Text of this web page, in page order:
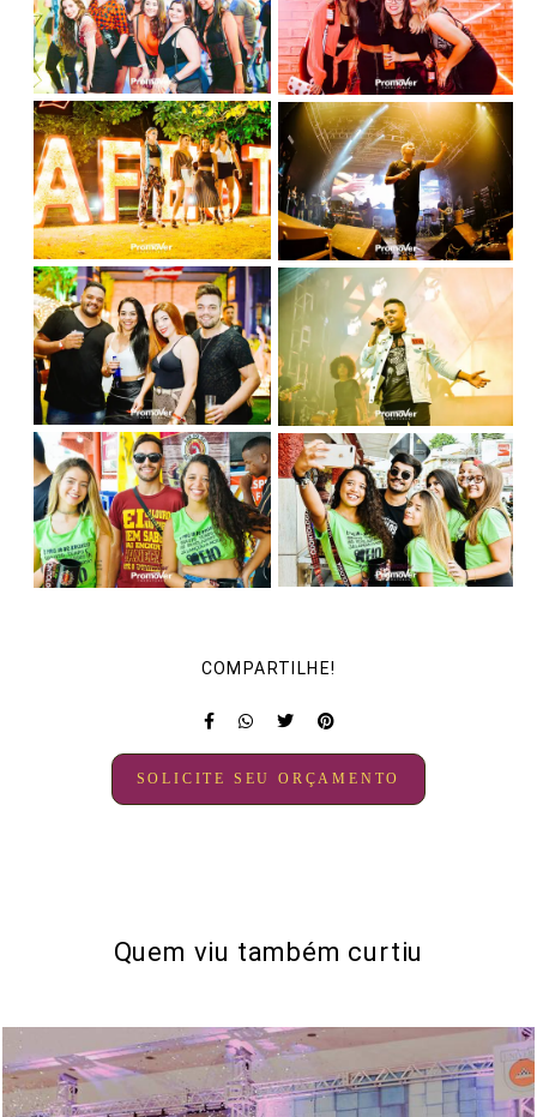
COMPARTILHE!
SOLICITE SEU ORÇAMENTO
Quem viu também curtiu